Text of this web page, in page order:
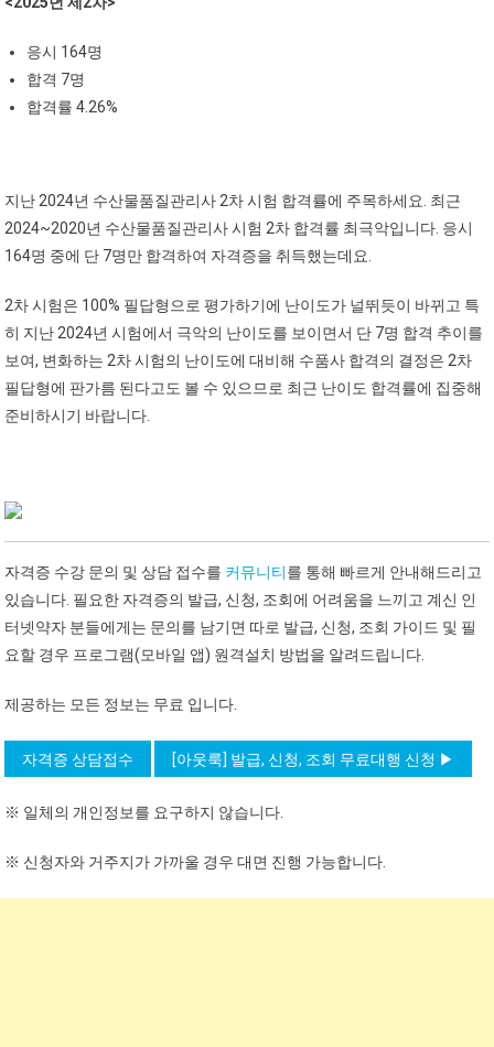
응시 164명
합격 7명
합격률 4.26%
지난 2024년 수산물품질관리사 2차 시험 합격률에 주목하세요. 최근
2024~2020년 수산물품질관리사 시험 2차 합격률 최극악입니다. 응시
164명 중에 단 7명만 합격하여 자격증을 취득했는데요.
2차 시험은 100% 필답형으로 평가하기에 난이도가 널뛰듯이 바뀌고 특
히 지난 2024년 시험에서 극악의 난이도를 보이면서 단 7명 합격 추이를
보여, 변화하는 2차 시험의 난이도에 대비해 수품사 합격의 결정은 2차
필답형에 판가름 된다고도 볼 수 있으므로 최근 난이도 합격률에 집중해
준비하시기 바랍니다.
자격증 수강 문의 및 상담 접수를 커뮤니티를 통해 빠르게 안내해드리고
있습니다. 필요한 자격증의 발급, 신청, 조회에 어려움을 느끼고 계신 인
터넷약자 분들에게는 문의를 남기면 따로 발급, 신청, 조회 가이드 및 필
요할 경우 프로그램(모바일 앱) 원격설치 방법을 알려드립니다.
제공하는 모든 정보는 무료 입니다.
자격증 상담접수 [아웃룩] 발급, 신청, 조회 무료대행 신청 ▶
※ 일체의 개인정보를 요구하지 않습니다.
※ 신청자와 거주지가 가까울 경우 대면 진행 가능합니다.